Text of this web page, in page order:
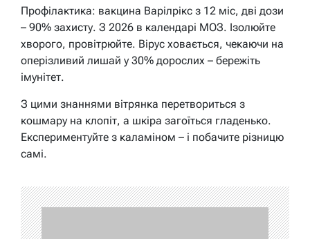
Профілактика: вакцина Варілрікс з 12 міс, дві дози
– 90% захисту. З 2026 в календарі МОЗ. Ізолюйте
хворого, провітрюйте. Вірус ховається, чекаючи на
оперізливий лишай у 30% дорослих – бережіть
імунітет.
З цими знаннями вітрянка перетвориться з
кошмару на клопіт, а шкіра загоїться гладенько.
Експериментуйте з каламіном – і побачите різницю
самі.